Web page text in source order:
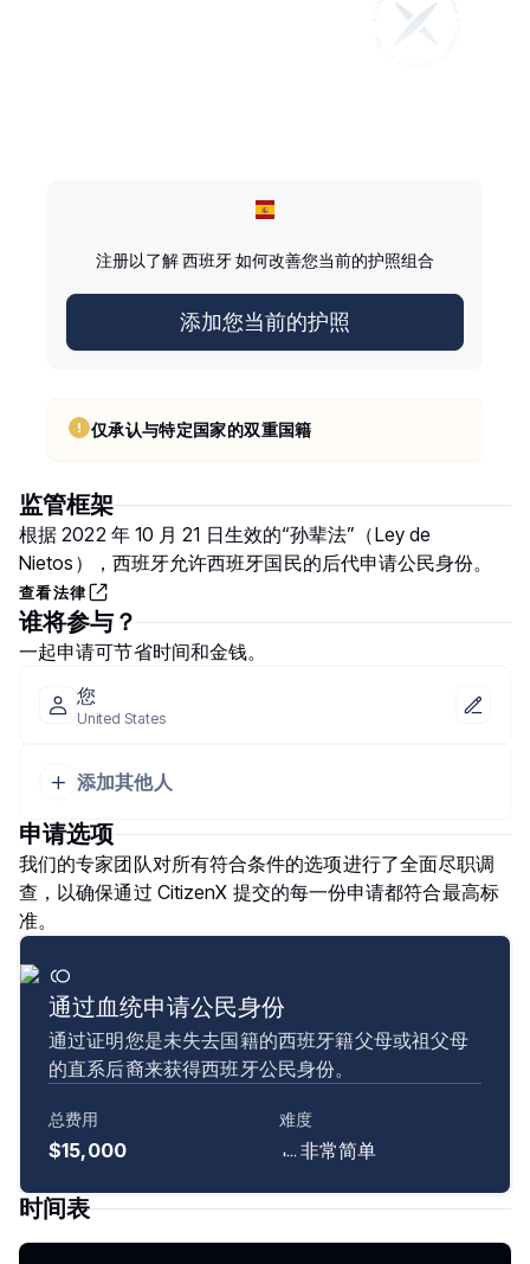
注册以了解 西班牙 如何改善您当前的护照组合
添加您当前的护照
仅承认与特定国家的双重国籍
监管框架
根据 2022 年 10 月 21 日生效的“孙辈法”（Ley de
Nietos），西班牙允许西班牙国民的后代申请公民身份。
查看法律
谁将参与？
一起申请可节省时间和金钱。
您
United States
添加其他人
申请选项
我们的专家团队对所有符合条件的选项进行了全面尽职调
查，以确保通过 CitizenX 提交的每一份申请都符合最高标
准。
通过血统申请公民身份
通过证明您是未失去国籍的西班牙籍父母或祖父母
的直系后裔来获得西班牙公民身份。
总费用
$15,000
难度
非常简单
时间表